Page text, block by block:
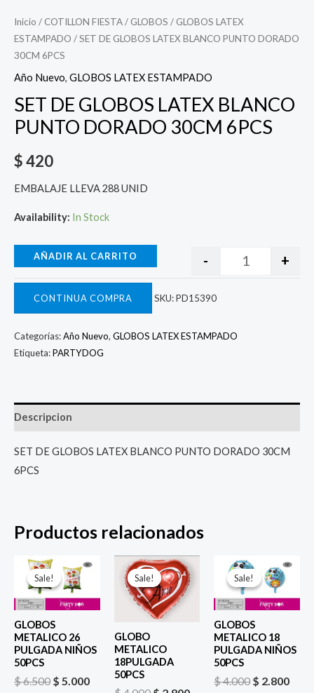
Inicio / COTILLON FIESTA/ GLOBOS / GLOBOS LATEX
ESTAMPADO / SET DE GLOBOS LATEX BLANCO PUNTO DORADO
30CM 6PCS
Año Nuevo, GLOBOS LATEX ESTAMPADO
SET DE GLOBOS LATEX BLANCO
PUNTO DORADO 30CM 6PCS
$420
EMBALAJE LLEVA 288 UNID
Availability: In Stock
- +
AÑADIR AL CARRITO
CONTINUA COMPRA SKU:PD15390
Categorías:Año Nuevo, GLOBOS LATEX ESTAMPADO
Etiqueta:PARTYDOG
Descripcion
SET DE GLOBOS LATEX BLANCO PUNTO DORADO 30CM
6PCS
Productos relacionados
Sale!
Sale!
GLOBOS
METALICO 26
PULGADA NIÑOS
50PCS
$6.500
El
precio
original
era:
$ 5.000
El
Sale!
Sale!
GLOBO
METALICO
18PULGADA
50PCS
El
precio
original
era:
$ 4.000.
precio
actual
Sale!
Sale!
GLOBOS
METALICO 18
PULGADA NIÑOS
50PCS
$4.000
precio
original
era:
$ 2.800
El